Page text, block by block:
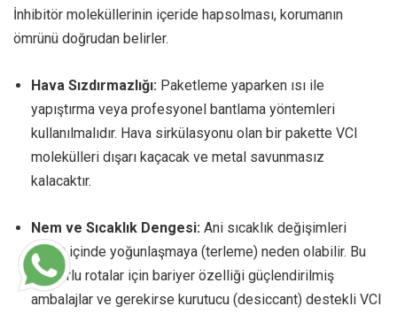
İnhibitör moleküllerinin içeride hapsolması, korumanın
ömrünü doğrudan belirler.
Hava Sızdırmazlığı: Paketleme yaparken ısı ile
yapıştırma veya profesyonel bantlama yöntemleri
kullanılmalıdır. Hava sirkülasyonu olan bir pakette VCI
molekülleri dışarı kaçacak ve metal savunmasız
kalacaktır.
Nem ve Sıcaklık Dengesi: Ani sıcaklık değişimleri
paket içinde yoğunlaşmaya (terleme) neden olabilir. Bu
tür zorlu rotalar için bariyer özelliği güçlendirilmiş
ambalajlar ve gerekirse kurutucu (desiccant) destekli VCI